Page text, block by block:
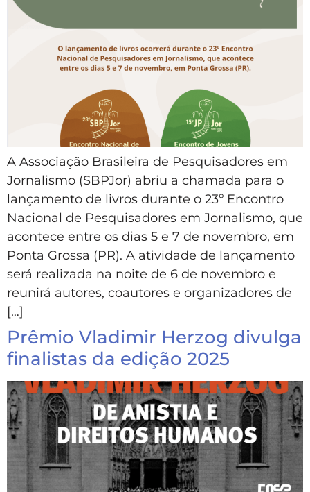
A Associação Brasileira de Pesquisadores em
Jornalismo (SBPJor) abriu a chamada para o
lançamento de livros durante o 23º Encontro
Nacional de Pesquisadores em Jornalismo, que
acontece entre os dias 5 e 7 de novembro, em
Ponta Grossa (PR). A atividade de lançamento
será realizada na noite de 6 de novembro e
reunirá autores, coautores e organizadores de
[…]
Prêmio Vladimir Herzog divulga
finalistas da edição 2025